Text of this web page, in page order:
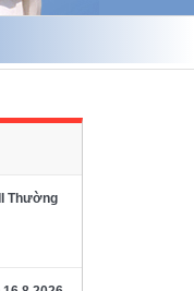
Thường